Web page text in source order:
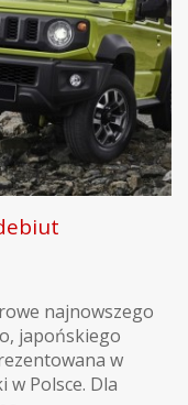
najnowszego
japońskiego
w
w Polsce. Dla